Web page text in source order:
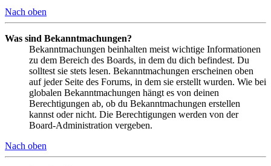
Nach oben
Was sind Bekanntmachungen?
Bekanntmachungen beinhalten meist wichtige Informationen
zu dem Bereich des Boards, in dem du dich befindest. Du
solltest sie stets lesen. Bekanntmachungen erscheinen oben
auf jeder Seite des Forums, in dem sie erstellt wurden. Wie bei
globalen Bekanntmachungen hängt es von deinen
Berechtigungen ab, ob du Bekanntmachungen erstellen
kannst oder nicht. Die Berechtigungen werden von der
Board-Administration vergeben.
Nach oben